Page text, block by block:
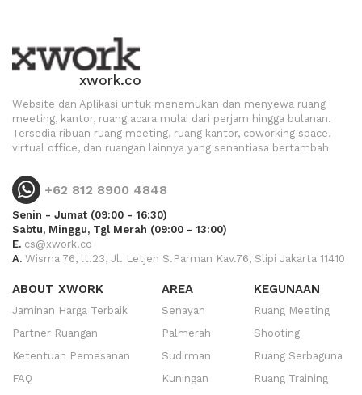
xwork.co
Website dan Aplikasi untuk menemukan dan menyewa ruang
meeting, kantor, ruang acara mulai dari perjam hingga bulanan.
Tersedia ribuan ruang meeting, ruang kantor, coworking space,
virtual office, dan ruangan lainnya yang senantiasa bertambah
+62 812 8900 4848
Senin - Jumat (09:00 - 16:30)
Sabtu, Minggu, Tgl Merah (09:00 - 13:00)
E. cs@xwork.co
A. Wisma 76, lt.23, Jl. Letjen S.Parman Kav.76, Slipi Jakarta 11410
ABOUT XWORK
Jaminan Harga Terbaik
Partner Ruangan
Ketentuan Pemesanan
FAQ
AREA
Senayan
Palmerah
Sudirman
Kuningan
KEGUNAAN
Ruang Meeting
Shooting
Ruang Serbaguna
Ruang Training